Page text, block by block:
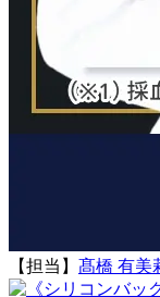
【担当】 髙橋 有美